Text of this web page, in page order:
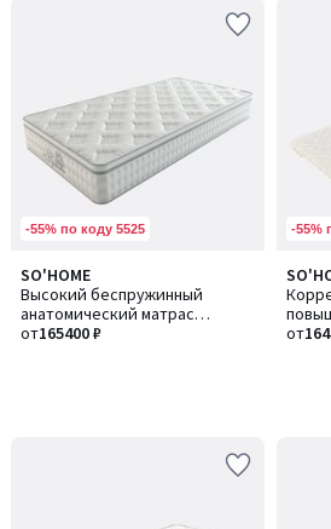
-55% по коду 5525
SO'HOME
Высокий беспружинный
анатомический матрас
разного уровня жесткости со
от165400 ₽
-55%
от